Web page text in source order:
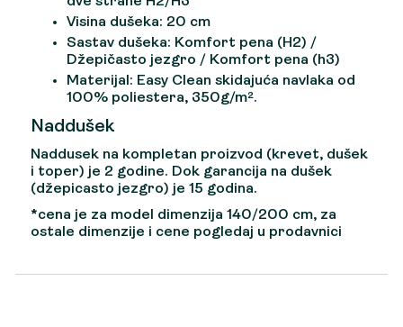
Visina dušeka: 20 cm
Sastav dušeka: Komfort pena (H2) /
Džepičasto jezgro / Komfort pena (h3)
Materijal: Easy Clean skidajuća navlaka od
100% poliestera, 350g/m².
Naddušek
Naddusek na kompletan proizvod (krevet, dušek
i toper) je 2 godine. Dok garancija na dušek
(džepicasto jezgro) je 15 godina.
*cena je za model dimenzija 140/200 cm, za
ostale dimenzije i cene pogledaj u prodavnici